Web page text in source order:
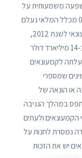
השפעה משמעותית על
השורה התחתונה שלהם, ומציינים כי כ-0.6% מכלל המלאי נעלם
לגנבים. על פי סקר האבטחה הלאומי הקמעונאי לשנת 2012,
גניבה מחנות עולה לקמעונאים אמריקאים כ-14 מיליארד דולר
עלתה לקמעונאים
שמספרי
או הונאה של
במהלך הגניבה
ולעתים
נמסרת לחנות על
יש את הזכות